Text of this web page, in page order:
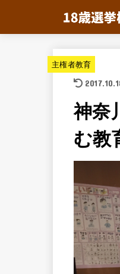
主権者教育
神奈
む教